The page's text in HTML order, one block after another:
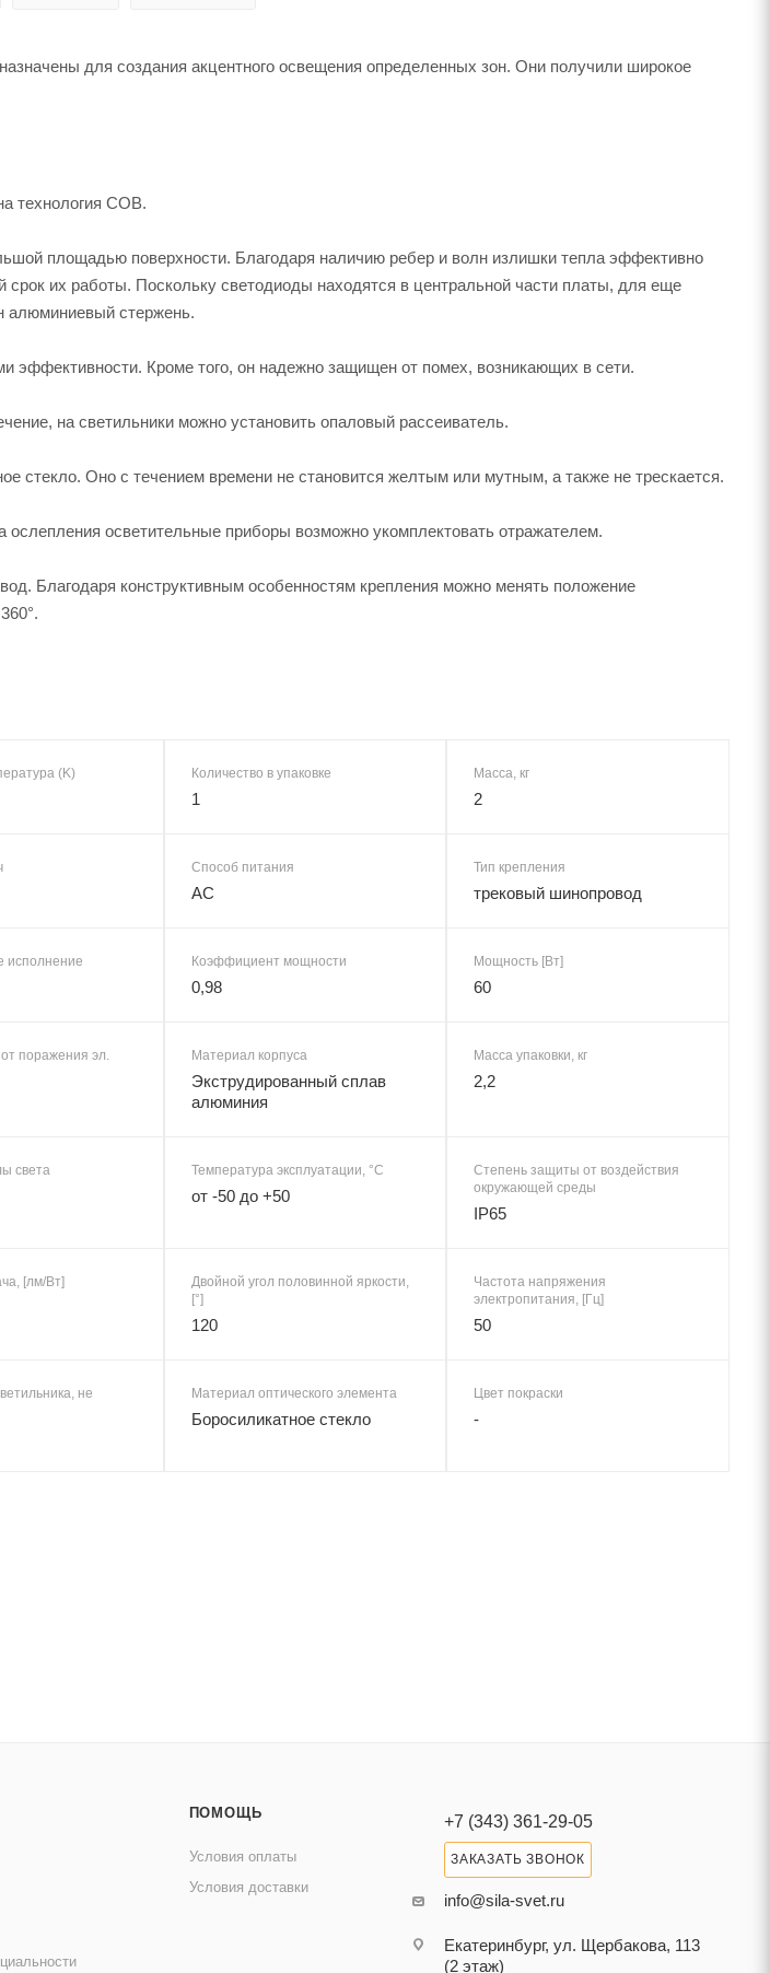
для создания акцентного освещения определенных зон. Они получили широкое
технология COB.
площадью поверхности. Благодаря наличию ребер и волн излишки тепла эффективно
их работы. Поскольку светодиоды находятся в центральной части платы, для еще
алюминиевый стержень.
эффективности. Кроме того, он надежно защищен от помех, возникающих в сети.
на светильники можно установить опаловый рассеиватель.
стекло. Оно с течением времени не становится желтым или мутным, а также не трескается.
осветительные приборы возможно укомплектовать отражателем.
Благодаря конструктивным особенностям крепления можно менять положение
(K) Количество в упаковке
1
Масса, кг
2
Способ питания
AC
Тип крепления
трековый шинопровод
исполнение Коэффициент мощности
0,98
Мощность [Вт]
60
поражения эл.
Материал корпуса
Экструдированный сплав
алюминия
Масса упаковки, кг
2,2
света Температура эксплуатации, °C
от -50 до +50
Степень защиты от воздействия
окружающей среды
IP65
[лм/Вт]
Двойной угол половинной яркости,
[°]
120
Частота напряжения
электропитания, [Гц]
50
не
Материал оптического элемента
Боросиликатное стекло
Цвет покраски
-
ПОМОЩЬ
Условия оплаты
Условия доставки
+7 (343) 361-29-05
ЗАКАЗАТЬ ЗВОНОК
info@sila-svet.ru
Екатеринбург, ул. Щербакова, 113
(2 этаж)